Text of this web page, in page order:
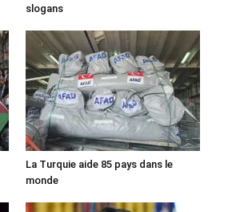
slogans
La Turquie aide 85 pays dans le
monde